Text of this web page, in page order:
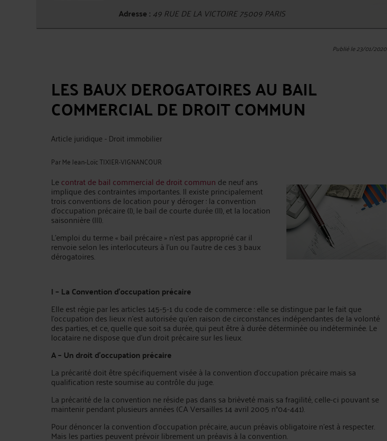
Adresse : 49 RUE DE LA VICTOIRE 75009 PARIS
Publié le 23/01/2020
LES BAUX DEROGATOIRES AU BAIL
COMMERCIAL DE DROIT COMMUN
Article juridique - Droit immobilier
ParMe Jean-Loïc TIXIER-VIGNANCOUR
Lecontrat de bail commercial de droit commun de neuf ans
implique des contraintes importantes. Il existe principalement
trois conventions de location pour y déroger : la convention
d’occupation précaire (I), le bail de courte durée (II), et la location
saisonnière (III).
L’emploi du terme « bail précaire » n’est pas approprié car il
renvoie selon les interlocuteurs à l’un ou l’autre de ces 3 baux
dérogatoires.
I – La Convention d'occupation précaire
Elle est régie par les articles 145-5-1 du code de commerce : elle se distingue par le fait que
l’occupation des lieux n’est autorisée qu’en raison de circonstances indépendantes de la volonté
des parties, et ce, quelle que soit sa durée, qui peut être à durée déterminée ou indéterminée. Le
locataire ne dispose que d’un droit précaire sur les lieux.
A – Un droit d’occupation précaire
La précarité doit être spécifiquement visée à la convention d’occupation précaire mais sa
qualification reste soumise au contrôle du juge.
La précarité de la convention ne réside pas dans sa brièveté mais sa fragilité, celle-ci pouvant se
maintenir pendant plusieurs années (CA Versailles 14 avril 2005 n°04-441).
Pour dénoncer la convention d’occupation précaire, aucun préavis obligatoire n’est à respecter.
Mais les parties peuvent prévoir librement un préavis à la convention.